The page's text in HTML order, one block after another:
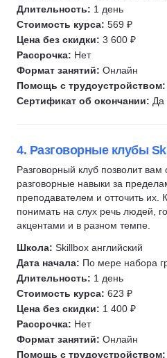
Длительность: 1 день
Стоимость курса: 569 ₽
Цена без скидки: 3 600 ₽
Рассрочка: Нет
Формат занятий: Онлайн
Помощь с трудоустройством:
Сертификат об окончании: Да
4. Разговорные клубы
Разговорный клуб позволит вам
разговорные навыки за
преподавателем и отточить их.
понимать на слух речь людей,
акцентами и в разном темпе.
Школа: Skillbox английский
Дата начала: По мере набора
Длительность: 1 день
Стоимость курса: 623 ₽
Цена без скидки: 1 400 ₽
Рассрочка: Нет
Формат занятий: Онлайн
Помощь с трудоустройством: